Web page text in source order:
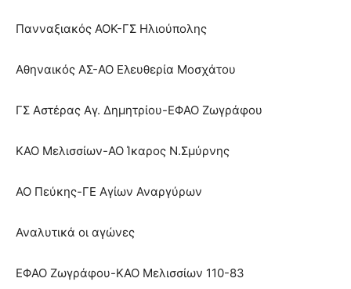
Πανναξιακός ΑΟΚ-ΓΣ Ηλιούπολης
Αθηναικός ΑΣ-ΑΟ Ελευθερία Μοσχάτου
ΓΣ Αστέρας Αγ. Δημητρίου-ΕΦΑΟ Ζωγράφου
ΚΑΟ Μελισσίων-ΑΟ Ίκαρος Ν.Σμύρνης
ΑΟ Πεύκης-ΓΕ Αγίων Αναργύρων
Αναλυτικά οι αγώνες
ΕΦΑΟ Ζωγράφου-ΚΑΟ Μελισσίων 110-83